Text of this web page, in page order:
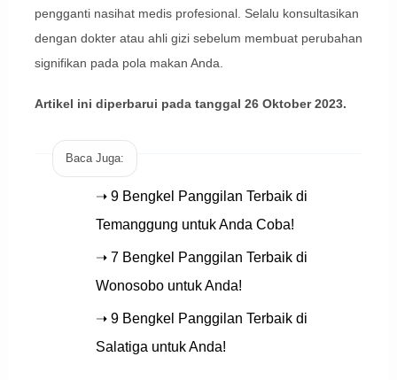
pengganti nasihat medis profesional. Selalu konsultasikan
dengan dokter atau ahli gizi sebelum membuat perubahan
signifikan pada pola makan Anda.
Artikel ini diperbarui pada tanggal 26 Oktober 2023.
Baca Juga:
➝ 9 Bengkel Panggilan Terbaik di
Temanggung untuk Anda Coba!
➝ 7 Bengkel Panggilan Terbaik di
Wonosobo untuk Anda!
➝ 9 Bengkel Panggilan Terbaik di
Salatiga untuk Anda!